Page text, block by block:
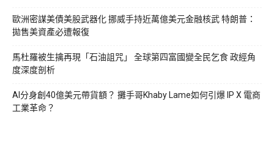
歐洲密謀美債美股武器化 挪威手持近萬億美元金融核武 特朗普：
拋售美資產必遭報復
馬杜羅被生擒再現「石油詛咒」 全球第四富國變全民乞食 政經角
度深度剖析
AI分身創40億美元帶貨額？ 攤手哥Khaby Lame如何引爆 IP X 電商
工業革命？